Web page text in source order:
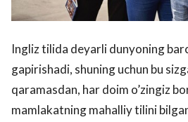
Ingliz tilida deyarli dunyoning
gapirishadi, shuning uchun bu
qaramasdan, har doim o’zingiz
mamlakatning mahalliy tilini